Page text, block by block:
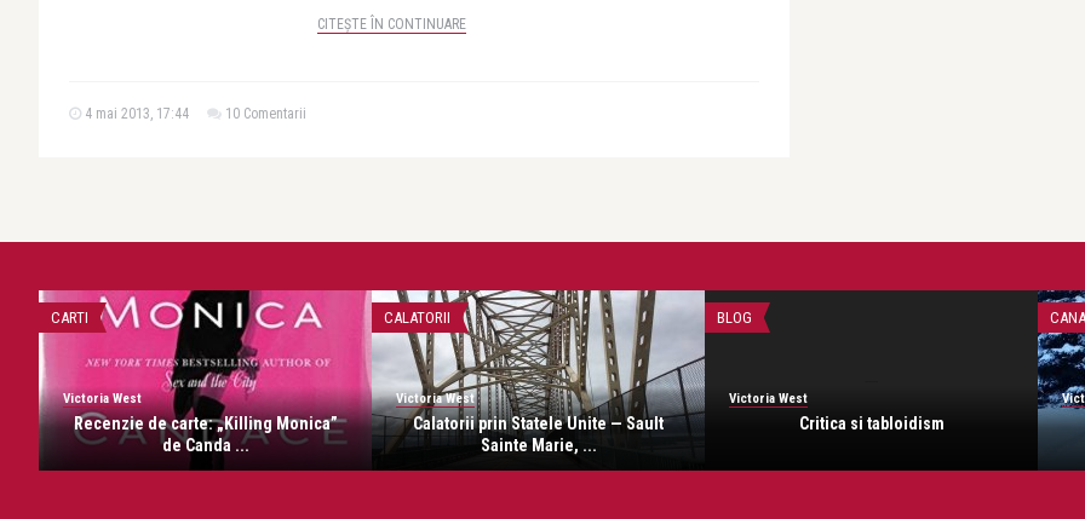
CITEȘTE ÎN CONTINUARE
4 mai 2013, 17:44 10 Comentarii
CARTI
Victoria West
Recenzie de carte: „Killing Monica”
de Canda ...
CALATORII
Victoria West
Calatorii prin Statele Unite — Sault
Sainte Marie, ...
BLOG
Victoria West
Critica si tabloidism